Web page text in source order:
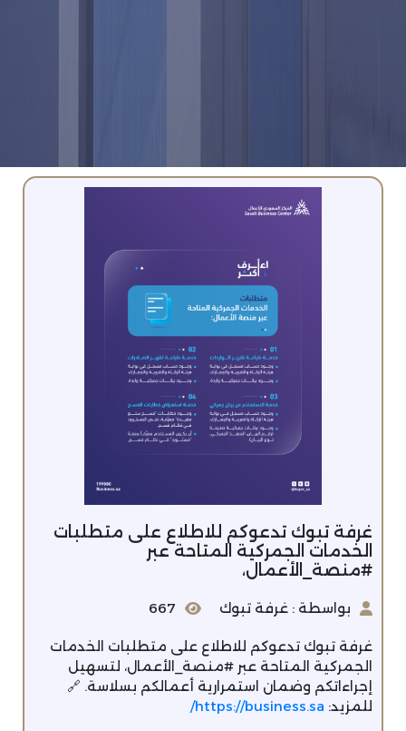
غرفة تبوك تدعوكم للاطلاع على متطلبات
الخدمات الجمركية المتاحة عبر
#منصة_الأعمال،
بواسطة : غرفة تبوك 667
غرفة تبوك تدعوكم للاطلاع على متطلبات الخدمات
الجمركية المتاحة عبر #منصة_الأعمال، لتسهيل
إجراءاتكم وضمان استمرارية أعمالكم بسلاسة. 🔗
للمزيد: https://business.sa/